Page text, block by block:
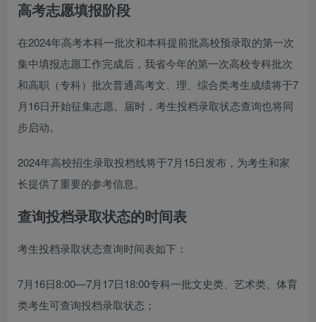
高考志愿填报阶段
在2024年高考本科一批次和本科提前批高校预录取的第一次
集中填报志愿工作完成后，我省今年的第一次高校专科批次
和高职（专科）批次普通高考文、理、综合类考生成绩将于7
月16日开始征集志愿。届时，考生投档录取状态查询也将同
步启动。
2024年高校招生录取投档线将于7月15日发布，为考生和家
长提供了重要的参考信息。
查询投档录取状态的时间表
考生投档录取状态查询时间表如下：
7月16日8:00—7月17日18:00专科一批文史类、艺术类、体育
类考生可查询投档录取状态；